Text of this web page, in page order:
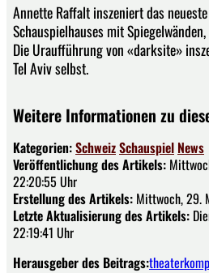
Annette Raffalt inszeniert das
Schauspielhauses mit
Die Uraufführung von «darksite»
Tel Aviv selbst.
Weitere Informationen zu
Kategorien:SchweizSchauspiel News
Veröffentlichung des Artikels:
22:20:55 Uhr
Erstellung des Artikels: Mittwoch, 29.
Letzte Aktualisierung des Artikels:
22:19:41 Uhr
Herausgeber des Beitrags: